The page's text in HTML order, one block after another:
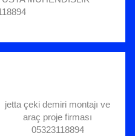
jetta çeki demiri montajı ve
araç proje firması
05323118894